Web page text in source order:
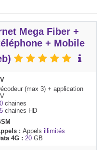
Mega Fiber +
+ Mobile
(max 3) + application
chaines
chaines HD
: Appels illimités
4G : 20 GB